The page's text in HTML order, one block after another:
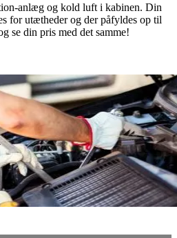
anlæg og kold luft i kabinen. Din
for utætheder og der påfyldes op til
se din pris med det samme!